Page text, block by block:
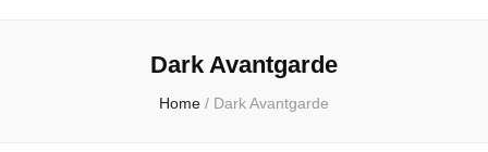
Dark Avantgarde
Home / Dark Avantgarde